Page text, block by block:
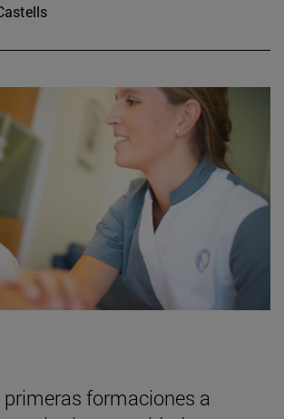
formaciones a